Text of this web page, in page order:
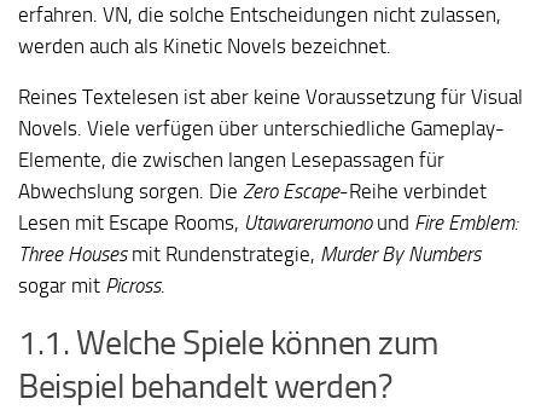
erfahren. VN, die solche Entscheidungen nicht zulassen,
werden auch als Kinetic Novels bezeichnet.
Reines Textelesen ist aber keine Voraussetzung für Visual
Novels. Viele verfügen über unterschiedliche Gameplay-
Elemente, die zwischen langen Lesepassagen für
Abwechslung sorgen. Die Zero Escape-Reihe verbindet
Lesen mit Escape Rooms, Utawarerumonound Fire Emblem:
Three Housesmit Rundenstrategie, Murder By Numbers
sogar mit Picross.
1.1. Welche Spiele können zum
Beispiel behandelt werden?